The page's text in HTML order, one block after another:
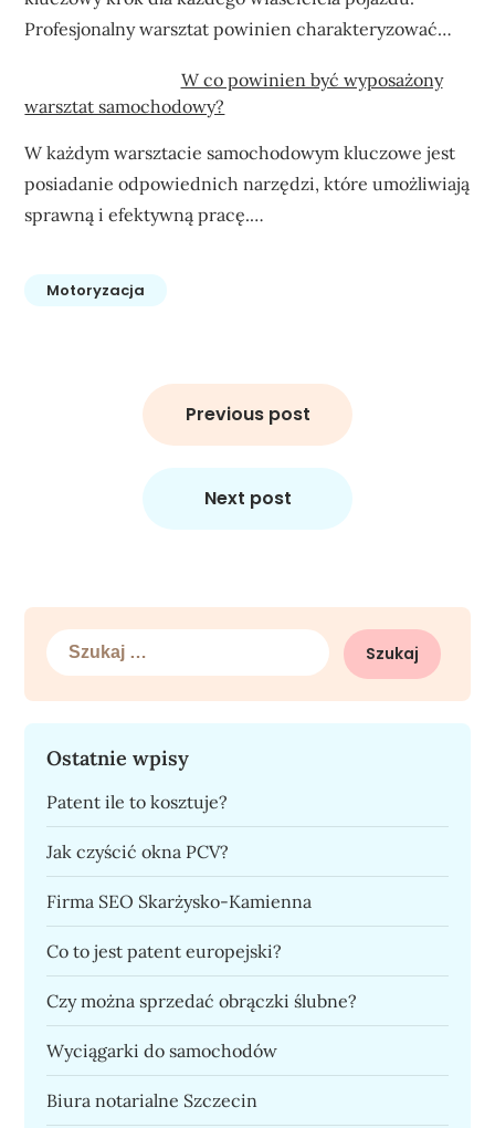
Profesjonalny warsztat powinien charakteryzować…
W co powinien być wyposażony
warsztat samochodowy?
W każdym warsztacie samochodowym kluczowe jest
posiadanie odpowiednich narzędzi, które umożliwiają
sprawną i efektywną pracę.…
Motoryzacja
Previous post
Next post
Szukaj:
Ostatnie wpisy
Patent ile to kosztuje?
Jak czyścić okna PCV?
Firma SEO Skarżysko-Kamienna
Co to jest patent europejski?
Czy można sprzedać obrączki ślubne?
Wyciągarki do samochodów
Biura notarialne Szczecin